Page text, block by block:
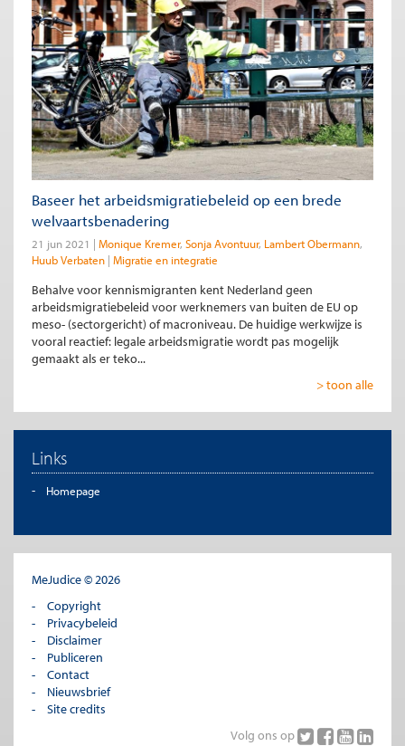
Baseer het arbeidsmigratiebeleid op een brede
welvaartsbenadering
21 jun 2021 Monique Kremer Sonja Avontuur Lambert Obermann
Huub Verbaten Migratie en integratie
Behalve voor kennismigranten kent Nederland geen
arbeidsmigratiebeleid voor werknemers van buiten de EU op
meso- (sectorgericht) of macroniveau. De huidige werkwijze is
vooral reactief: legale arbeidsmigratie wordt pas mogelijk
gemaakt als er teko...
> toon alle
Links
Homepage
MeJudice © 2026
Copyright
Privacybeleid
Disclaimer
Publiceren
Contact
Nieuwsbrief
Site credits
Volg ons op